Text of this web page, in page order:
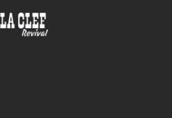
au
contenu